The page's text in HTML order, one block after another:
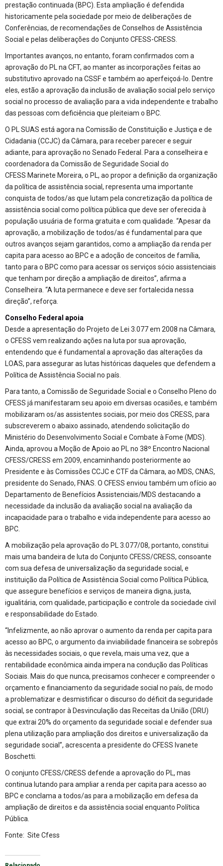
prestação continuada (BPC). Esta ampliação é defendida
historicamente pela sociedade por meio de deliberações de
Conferências, de recomendações de Conselhos de Assistência
Social e pelas deliberações do Conjunto CFESS-CRESS.
Importantes avanços, no entanto, foram confirmados com a
aprovação do PL na CFT, ao manter as incorporações feitas ao
substitutivo aprovado na CSSF e também ao aperfeiçoá-lo. Dentre
eles, estão a aprovação da inclusão de avaliação social pelo serviço
social no processo de avaliação para a vida independente e trabalho
das pessoas com deficiência que pleiteiam o BPC.
O PL SUAS está agora na Comissão de Constituição e Justiça e de
Cidadania (CCJC) da Câmara, para receber parecer e seguir
adiante, para aprovação no Senado Federal. Para a conselheira e
coordenadora da Comissão de Seguridade Social do
CFESS Marinete Moreira, o PL, ao propor a definição da organização
da política de assistência social, representa uma importante
conquista de todos/as que lutam pela concretização da política de
assistência social como política pública que deve ser oferecida à
população usuária de forma gratuita e com qualidade. “Apesar da
aprovação, a mobilização de todos/as é fundamental para que
outros avanços sejam garantidos, como a ampliação da renda per
capita para acesso ao BPC e a adoção de conceitos de família,
tanto para o BPC como para acessar os serviços sócio assistenciais
que tenham por direção a ampliação de direitos”, afirma a
Conselheira. “A luta permanece e deve ser fortalecida nessa
direção”, reforça.
Conselho Federal apoia
Desde a apresentação do Projeto de Lei 3.077 em 2008 na Câmara,
o CFESS vem realizando ações na luta por sua aprovação,
entendendo que é fundamental a aprovação das alterações da
LOAS, para assegurar as lutas históricas daqueles que defendem a
Política de Assistência Social no país.
Para tanto, a Comissão de Seguridade Social e o Conselho Pleno do
CFESS já manifestaram seu apoio em diversas ocasiões, e também
mobilizaram os/as assistentes sociais, por meio dos CRESS, para
subscreverem o abaixo assinado, atendendo solicitação do
Ministério do Desenvolvimento Social e Combate à Fome (MDS).
Ainda, aprovou a Moção de Apoio ao PL no 38º Encontro Nacional
CFESS/CRESS em 2009, encaminhando posteriormente ao
Presidente e às Comissões CCJC e CTF da Câmara, ao MDS, CNAS,
presidente do Senado, FNAS. O CFESS enviou também um ofício ao
Departamento de Benefícios Assistenciais/MDS destacando a
necessidade da inclusão da avaliação social na avaliação da
incapacidade para o trabalho e vida independente para acesso ao
BPC.
A mobilização pela aprovação do PL 3.077/08, portanto, constitui
mais uma bandeira de luta do Conjunto CFESS/CRESS, consoante
com sua defesa de universalização da seguridade social, e
instituição da Política de Assistência Social como Política Pública,
que assegure benefícios e serviços de maneira digna, justa,
igualitária, com qualidade, participação e controle da sociedade civil
e responsabilidade do Estado.
“Infelizmente, ao não aprovar o aumento da renda per capita para
acesso ao BPC, o argumento da inviabilidade financeira se sobrepôs
às necessidades sociais, o que revela, mais uma vez, que a
rentabilidade econômica ainda impera na condução das Políticas
Sociais. Mais do que nunca, precisamos conhecer e compreender o
orçamento e financiamento da seguridade social no país, de modo
a problematizar e desmistificar o discurso do déficit da seguridade
social, se contrapor à Desvinculação das Receitas da União (DRU)
que extrai 20% do orçamento da seguridade social e defender sua
plena utilização para ampliação dos direitos e universalização da
seguridade social”, acrescenta a presidente do CFESS Ivanete
Boschetti.
O conjunto CFESS/CRESS defende a aprovação do PL, mas
continua lutando para ampliar a renda per capita para acesso ao
BPC e conclama a todos/as para a mobilização em defesa da
ampliação de direitos e da assistência social enquanto Política
Pública.
Fonte: Site Cfess